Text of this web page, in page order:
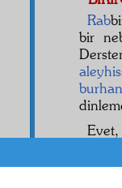
Rab
bir
olan